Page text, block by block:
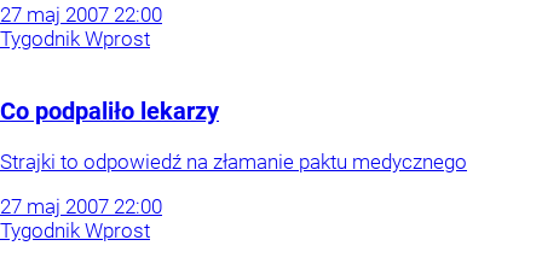
27 maj 2007 22:00
Tygodnik Wprost
Co podpaliło lekarzy
Strajki to odpowiedź na złamanie paktu medycznego
27 maj 2007 22:00
Tygodnik Wprost